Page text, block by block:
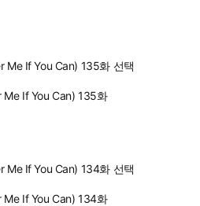
Me If You Can) 135화 선택
If You Can) 135화
Me If You Can) 134화 선택
If You Can) 134화